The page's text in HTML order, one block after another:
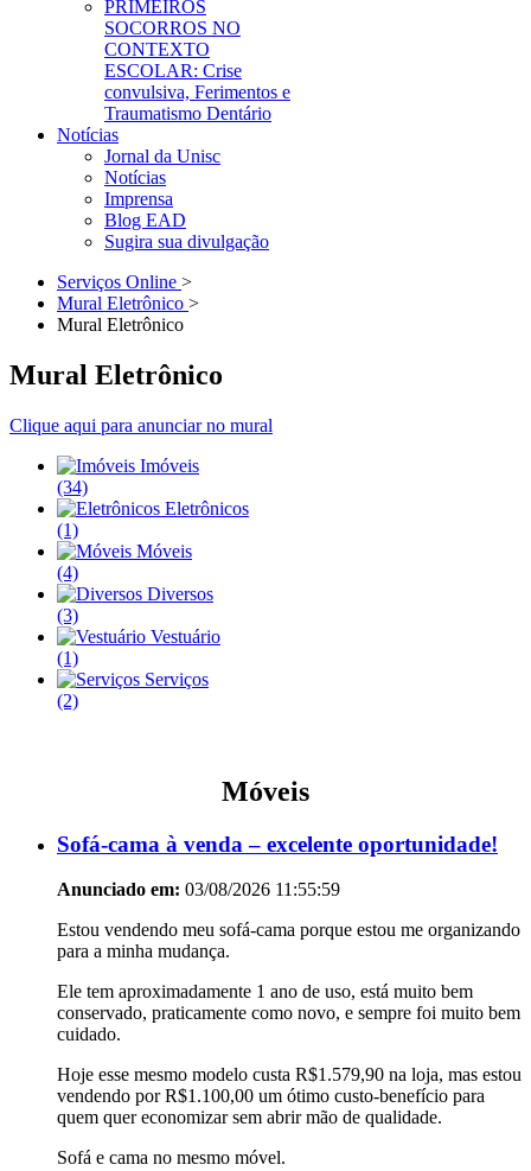
PRIMEIROS
SOCORROS NO
CONTEXTO
ESCOLAR: Crise
convulsiva, Ferimentos e
Traumatismo Dentário
Notícias
Jornal da Unisc
Notícias
Imprensa
Blog EAD
Sugira sua divulgação
Serviços Online >
Mural Eletrônico >
Mural Eletrônico
Mural Eletrônico
Clique aqui para anunciar no mural
Imóveis
(34)
Eletrônicos
(1)
Móveis
(4)
Diversos
(3)
Vestuário
(1)
Serviços
(2)
Móveis
Sofá-cama à venda – excelente oportunidade!
Anunciado em: 03/08/2026 11:55:59
Estou vendendo meu sofá-cama porque estou me organizando
para a minha mudança.
Ele tem aproximadamente 1 ano de uso, está muito bem
conservado, praticamente como novo, e sempre foi muito bem
cuidado.
Hoje esse mesmo modelo custa R$1.579,90 na loja, mas estou
vendendo por R$1.100,00 um ótimo custo-benefício para
quem quer economizar sem abrir mão de qualidade.
Sofá e cama no mesmo móvel.